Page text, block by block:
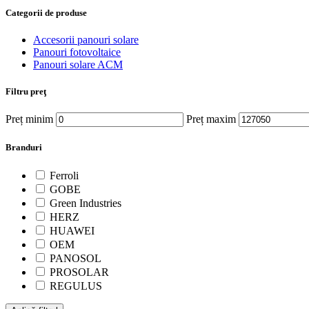
Categorii de produse
Accesorii panouri solare
Panouri fotovoltaice
Panouri solare ACM
Filtru preţ
Preț minim Preț maxim
Branduri
Ferroli
GOBE
Green Industries
HERZ
HUAWEI
OEM
PANOSOL
PROSOLAR
REGULUS